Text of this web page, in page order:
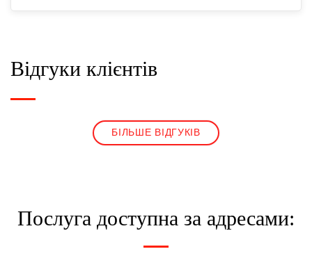
Відгуки клієнтів
БІЛЬШЕ ВІДГУКІВ
Послуга доступна за адресами: